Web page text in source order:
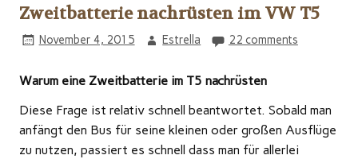
Zweitbatterie nachrüsten im VW T5
November 4, 2015 Estrella 22 comments
Warum eine Zweitbatterie im T5 nachrüsten
Diese Frage ist relativ schnell beantwortet. Sobald man
anfängt den Bus für seine kleinen oder großen Ausflüge
zu nutzen, passiert es schnell dass man für allerlei